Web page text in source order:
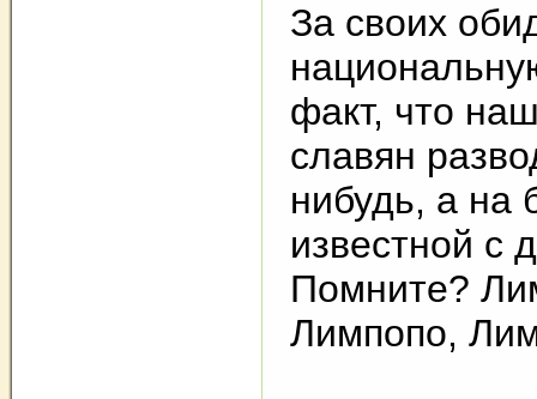
За своих
факт, что
славян
нибудь, а на
известной с
Помните?
Лимпопо,